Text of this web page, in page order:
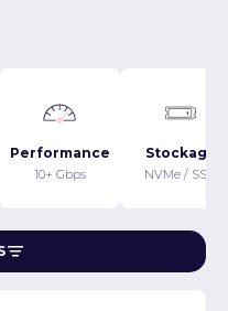
Performance
10+ Gbps
Stockage
NVMe / SSD